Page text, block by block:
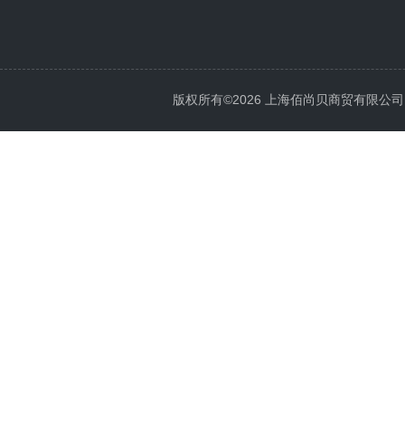
版权所有©2026 上海佰尚贝商贸有限公